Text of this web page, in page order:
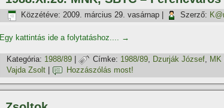
Közzétéve: 2009. március 29. vasárnap Szerző:
Egy kattintás ide a folytatáshoz.... →
Kategória: 1988/89 Címke: 1988/89, Dzurják József, MK
Vajda Zsolt
Hozzászólás most!